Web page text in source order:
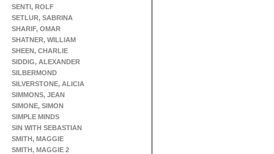
SENTI, ROLF
SETLUR, SABRINA
SHARIF, OMAR
SHATNER, WILLIAM
SHEEN, CHARLIE
SIDDIG, ALEXANDER
SILBERMOND
SILVERSTONE, ALICIA
SIMMONS, JEAN
SIMONE, SIMON
SIMPLE MINDS
SIN WITH SEBASTIAN
SMITH, MAGGIE
SMITH, MAGGIE 2